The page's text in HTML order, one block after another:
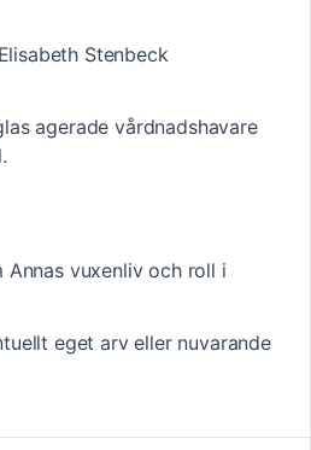
Stenbeck
agerade vårdnadshavare
Annas vuxenliv och roll i
eget arv eller nuvarande